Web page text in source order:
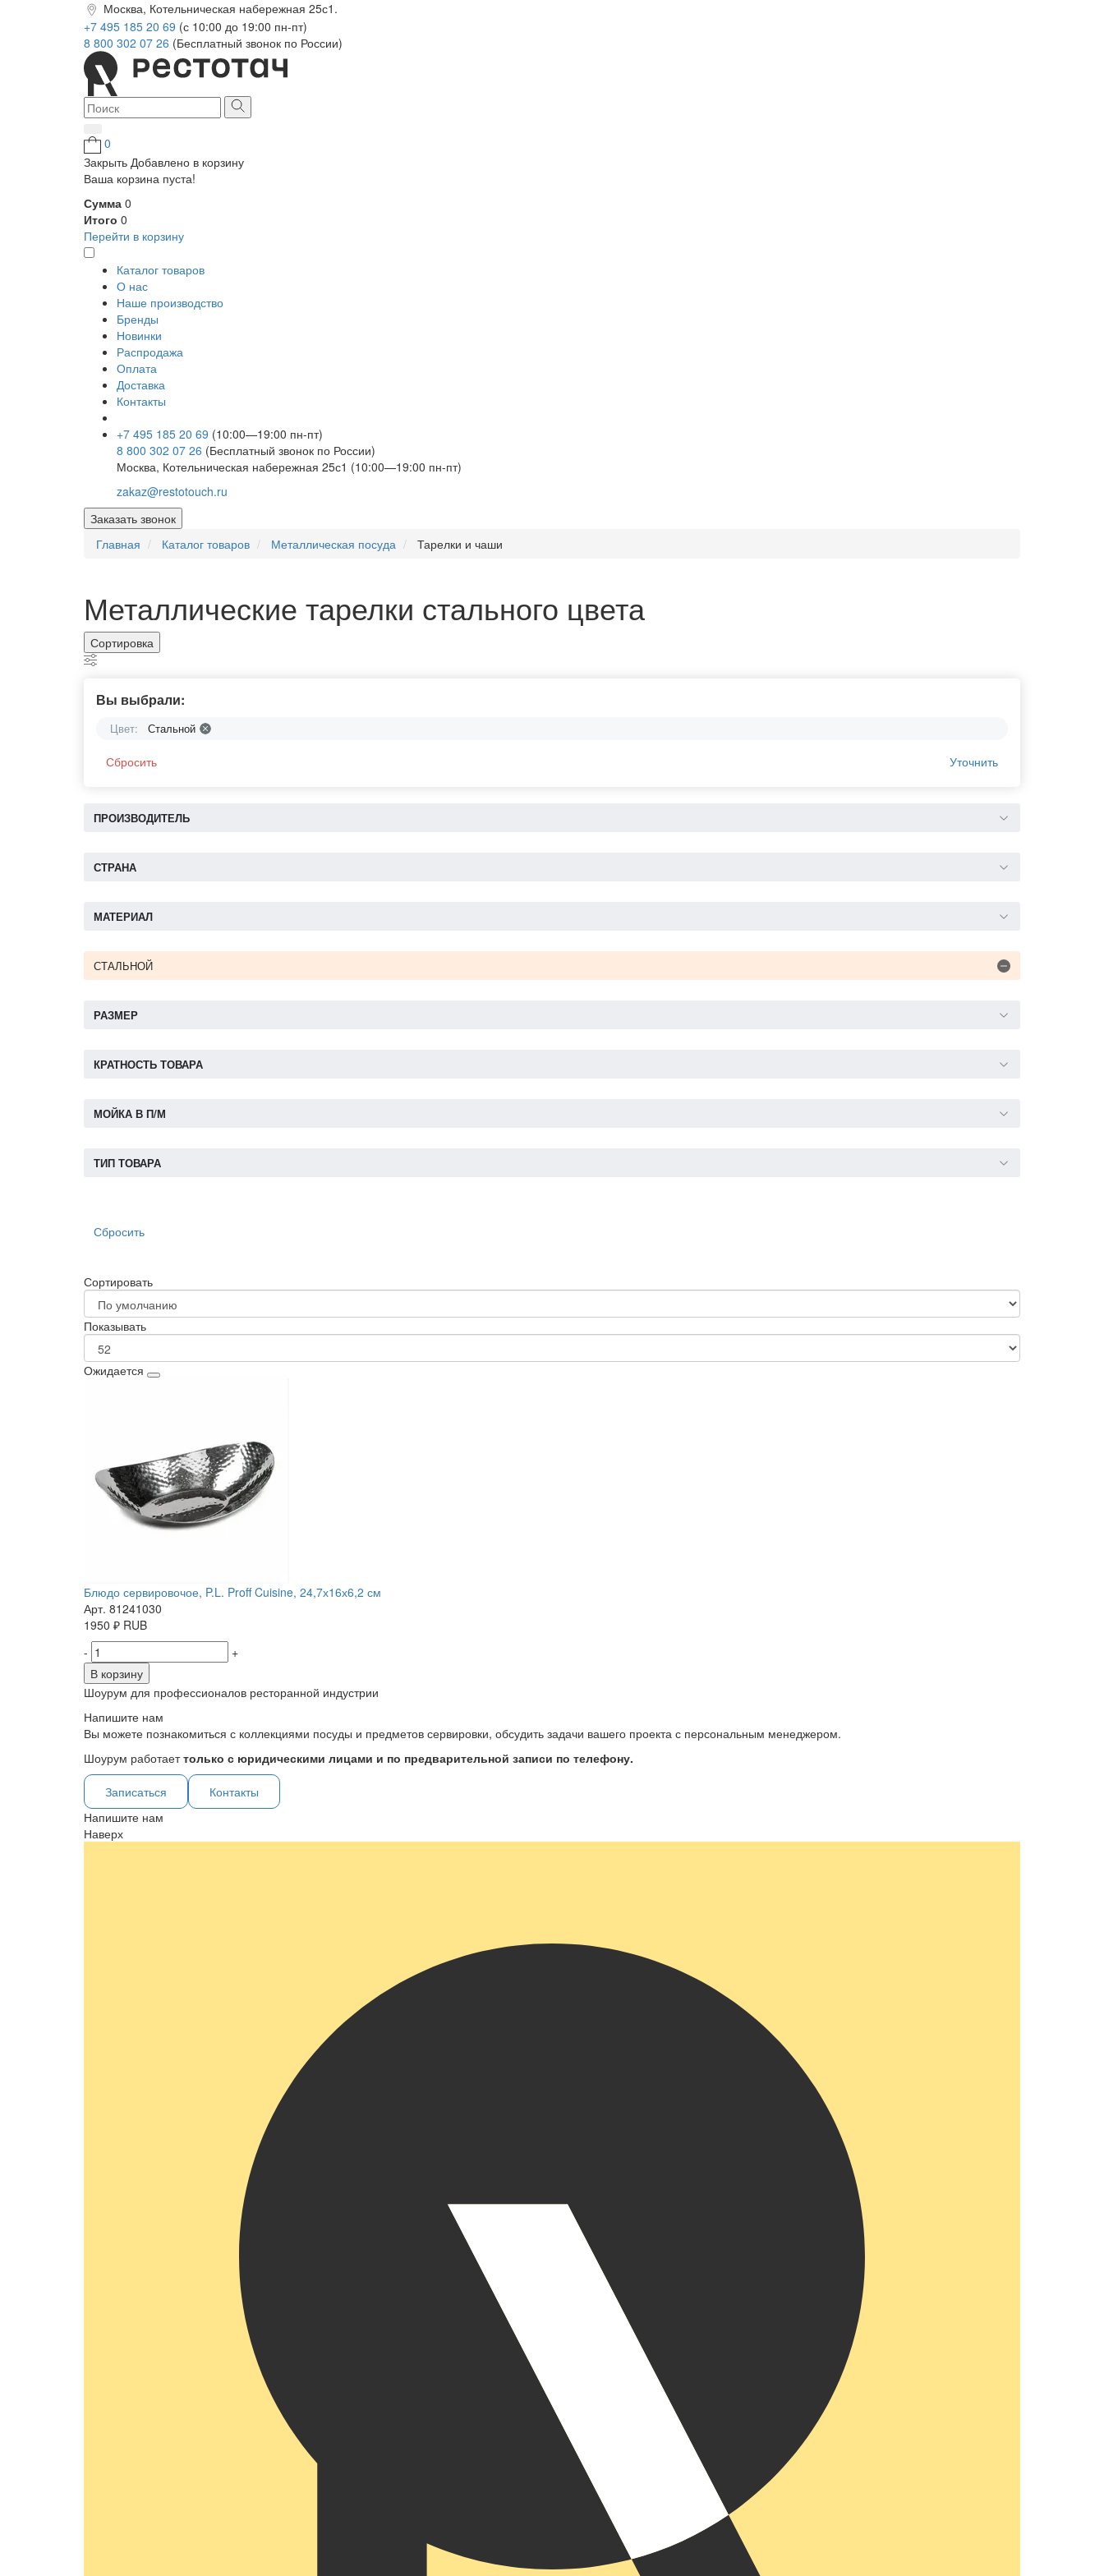
Москва, Котельническая набережная 25с1.
+7 495 185 20 69 (с 10:00 до 19:00 пн-пт)
8 800 302 07 26 (Бесплатный звонок по России)
0
Закрыть Добавлено в корзину
Ваша корзина пуста!
Сумма 0
Итого 0
Перейти в корзину
Каталог товаров
О нас
Наше производство
Бренды
Новинки
Распродажа
Оплата
Доставка
Контакты
+7 495 185 20 69 (10:00—19:00 пн-пт)
8 800 302 07 26 (Бесплатный звонок по России)
Москва, Котельническая набережная 25с1 (10:00—19:00 пн-пт)
zakaz@restotouch.ru
Заказать звонок
Главная
Каталог товаров Металлическая посуда Тарелки и чаши
Металлические тарелки стального цвета
Сортировка
Вы выбрали:
Цвет: Стальной
Сбросить Уточнить
ПРОИЗВОДИТЕЛЬ
СТРАНА
МАТЕРИАЛ
СТАЛЬНОЙ
РАЗМЕР
КРАТНОСТЬ ТОВАРА
МОЙКА В П/М
ТИП ТОВАРА
Сбросить
Сортировать
Показывать
Ожидается
Блюдо сервировочое, P.L. Proff Cuisine, 24,7х16х6,2 см
Арт. 81241030
1950 ₽ RUB
-
+
В корзину
Шоурум для профессионалов ресторанной индустрии
Напишите нам
Вы можете познакомиться с коллекциями посуды и предметов сервировки, обсудить задачи вашего проекта с персональным менеджером.
Шоурум работаеттолько с юридическими лицами и по предварительной записи по телефону.
Записаться
Контакты
Напишите нам
Наверх